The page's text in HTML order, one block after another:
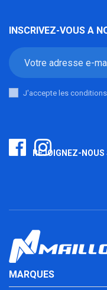
INSCRIVEZ-VOUS A
J'accepte les
REJOIGNEZ-NOUS
MARQUES